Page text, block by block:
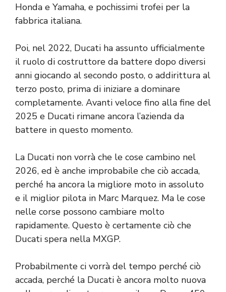
Honda e Yamaha, e pochissimi trofei per la
fabbrica italiana.
Poi, nel 2022, Ducati ha assunto ufficialmente
il ruolo di costruttore da battere dopo diversi
anni giocando al secondo posto, o addirittura al
terzo posto, prima di iniziare a dominare
completamente. Avanti veloce fino alla fine del
2025 e Ducati rimane ancora l’azienda da
battere in questo momento.
La Ducati non vorrà che le cose cambino nel
2026, ed è anche improbabile che ciò accada,
perché ha ancora la migliore moto in assoluto
e il miglior pilota in Marc Marquez. Ma le cose
nelle corse possono cambiare molto
rapidamente. Questo è certamente ciò che
Ducati spera nella MXGP.
Probabilmente ci vorrà del tempo perché ciò
accada, perché la Ducati è ancora molto nuova